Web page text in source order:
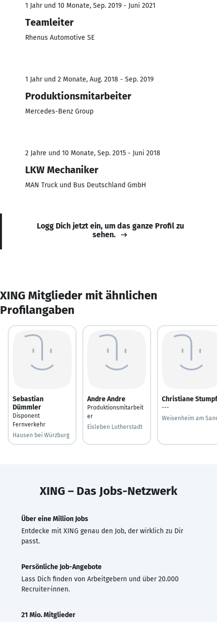
1 Jahr und 10 Monate, Sep. 2019 - Juni 2021
Teamleiter
Rhenus Automotive SE
1 Jahr und 2 Monate, Aug. 2018 - Sep. 2019
Produktionsmitarbeiter
Mercedes-Benz Group
2 Jahre und 10 Monate, Sep. 2015 - Juni 2018
LKW Mechaniker
MAN Truck und Bus Deutschland GmbH
Logg Dich jetzt ein, um das ganze Profil zu
sehen.
XING Mitglieder mit ähnlichen
Profilangaben
Sebastian
Dümmler
Disponent
Fernverkehr
Hausen bei Würzburg
Andre Andre
Produktionsmitarbeit
er
Eisleben Lutherstadt
Christiane Stumpf
---
Weisenheim am
XING – Das Jobs-Netzwerk
Über eine Million Jobs
Entdecke mit XING genau den Job, der wirklich zu Dir
passt.
Persönliche Job-Angebote
Lass Dich finden von Arbeitgebern und über 20.000
Recruiter·innen.
21 Mio. Mitglieder